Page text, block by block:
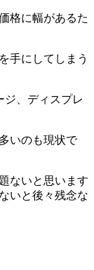
格に幅があるた
手にしてしまう
ジ、ディスプレ
いのも現状で
ないと思います
いと後々残念な